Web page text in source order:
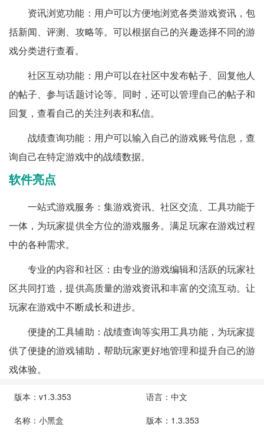
资讯浏览功能：用户可以方便地浏览各类游戏资讯，包
括新闻、评测、攻略等。可以根据自己的兴趣选择不同的游
戏分类进行查看。
社区互动功能：用户可以在社区中发布帖子、回复他人
的帖子、参与话题讨论等。同时，还可以管理自己的帖子和
回复，查看自己的关注列表和私信。
战绩查询功能：用户可以输入自己的游戏账号信息，查
询自己在特定游戏中的战绩数据。
软件亮点
一站式游戏服务：集游戏资讯、社区交流、工具功能于
一体，为玩家提供全方位的游戏服务。满足玩家在游戏过程
中的各种需求。
专业的内容和社区：由专业的游戏编辑和活跃的玩家社
区共同打造，提供高质量的游戏资讯和丰富的交流互动。让
玩家在游戏中不断成长和进步。
便捷的工具辅助：战绩查询等实用工具功能，为玩家提
供了便捷的游戏辅助，帮助玩家更好地管理和提升自己的游
戏体验。
版本：v1.3.353
语言：中文
名称：小黑盒
版本：1.3.353